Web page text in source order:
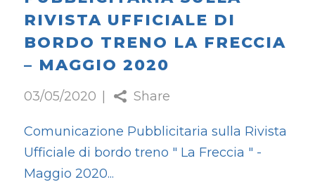
RIVISTA UFFICIALE DI
BORDO TRENO LA FRECCIA
– MAGGIO 2020
03/05/2020 Share
Comunicazione Pubblicitaria sulla Rivista
Ufficiale di bordo treno " La Freccia " -
Maggio 2020